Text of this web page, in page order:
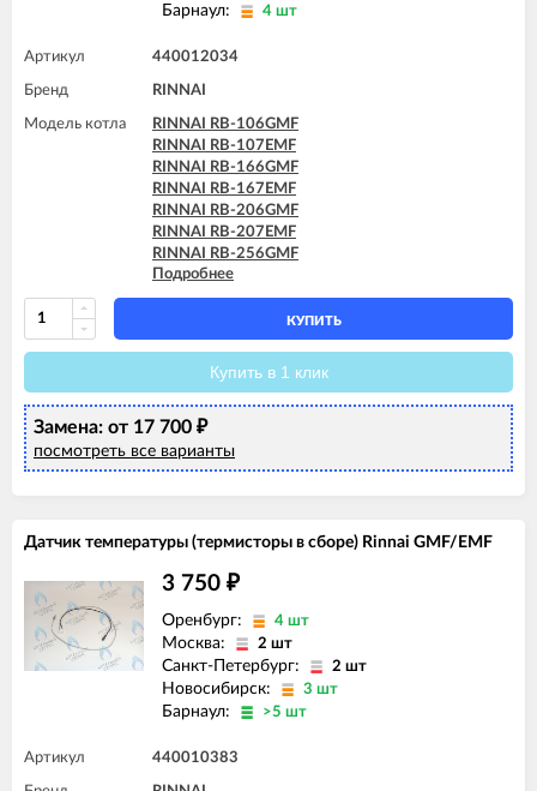
Барнаул: 4 шт
Артикул 440012034
Бренд RINNAI
Модель котла
RINNAI RB-106GMF
RINNAI RB-107EMF
RINNAI RB-166GMF
RINNAI RB-167EMF
RINNAI RB-206GMF
RINNAI RB-207EMF
RINNAI RB-256GMF
RINNAI RB-257EMF
RINNAI RB-306GMF
RINNAI RB-307EMF
RINNAI RB-366GMF
Подробнее
КУПИТЬ
Купить в 1 клик
Замена: от 17 700 ₽
посмотреть все варианты
Датчик температуры (термисторы в сборе) Rinnai GMF/EMF
3 750 ₽
Оренбург: 4 шт
Москва: 2 шт
Санкт-Петербург: 2 шт
Новосибирск: 3 шт
Барнаул: >5 шт
Артикул 440010383